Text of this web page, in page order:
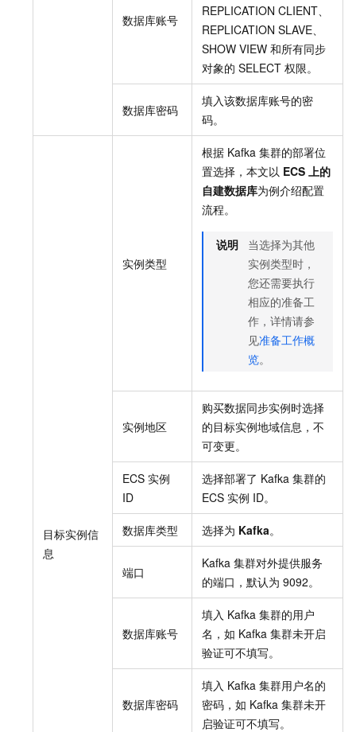
数据库账号
REPLICATION CLIENT、
REPLICATION SLAVE、
SHOW VIEW 和所有同步
对象的 SELECT 权限。
数据库密码
填入该数据库账号的密
码。
目标实例信
息
实例类型
根据 Kafka 集群的部署位
置选择，本文以 ECS 上的
自建数据库为例介绍配置
流程。
说明
当选择为其他
实例类型时，
您还需要执行
相应的准备工
作，详情请参
见准备工作概
览。
实例地区
购买数据同步实例时选择
的目标实例地域信息，不
可变更。
ECS 实例
ID
选择部署了 Kafka 集群的
ECS 实例 ID。
数据库类型 选择为 Kafka。
端口
Kafka 集群对外提供服务
的端口，默认为 9092。
数据库账号
填入 Kafka 集群的用户
名，如 Kafka 集群未开启
验证可不填写。
数据库密码
填入 Kafka 集群用户名的
密码，如 Kafka 集群未开
启验证可不填写。